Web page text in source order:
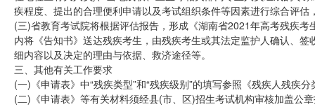
疾程度、提出的合理便利申请以及考试组织条件等因素进行综合评估
(三)省教育考试院将根据评估报告，形成《湖南省2021年高考残疾
内将《告知书》送达残疾考生，由残疾考生或其法定监护人确认、
细内容以及决定的理由与依据、救济途径等。
三、其他有关工作要求
(一)《申请表》中“残疾类型”和“残疾级别”的填写参照《残疾人残疾
(二)《申请表》等有关材料须经县(市、区)招生考试机构审核加盖公